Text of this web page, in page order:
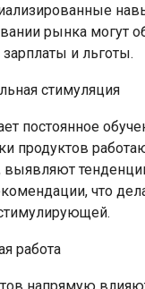
рынка могут
и льготы.
стимуляция
постоянное
продуктов
выявляют
что
работа